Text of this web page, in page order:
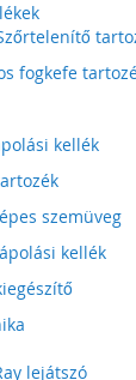
fogkefe
kellék
szemüveg
kellék
lejátszó